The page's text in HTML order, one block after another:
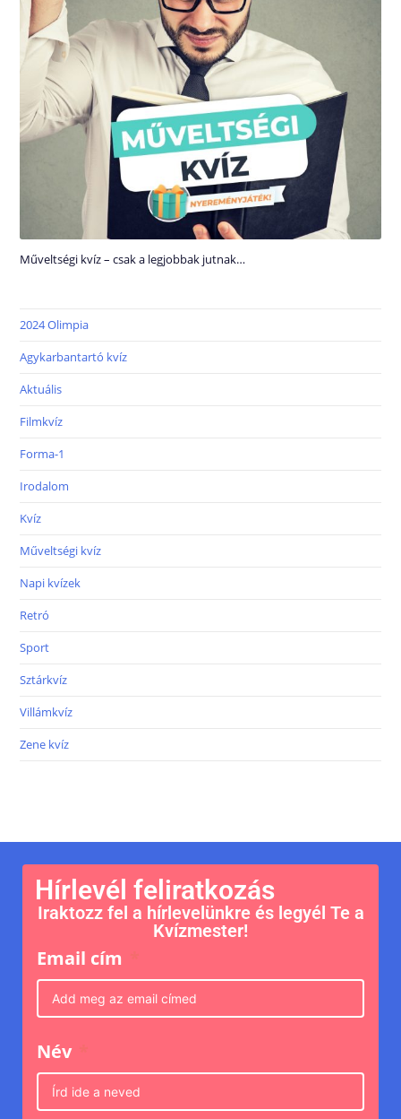
Műveltségi kvíz – csak a legjobbak jutnak…
2024 Olimpia
Agykarbantartó kvíz
Aktuális
Filmkvíz
Forma-1
Irodalom
Kvíz
Műveltségi kvíz
Napi kvízek
Retró
Sport
Sztárkvíz
Villámkvíz
Zene kvíz
Hírlevél feliratkozás
Iraktozz fel a hírlevelünkre és legyél Te a
Kvízmester!
Email cím
Név